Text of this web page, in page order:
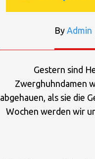
By Admin
Gestern sind
Zwerghuhndamen
abgehauen, als sie die
Wochen werden wir